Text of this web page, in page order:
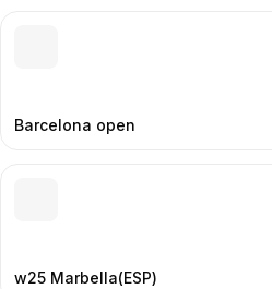
Barcelona open
w25 Marbella(ESP)